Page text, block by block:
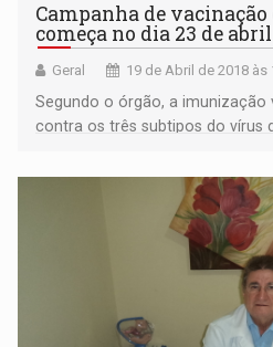
Campanha de
começa no dia 23 de abril
Geral 19 de Abril de 2018 às
Segundo o órgão, a imunização
contra os três subtipos do vírus